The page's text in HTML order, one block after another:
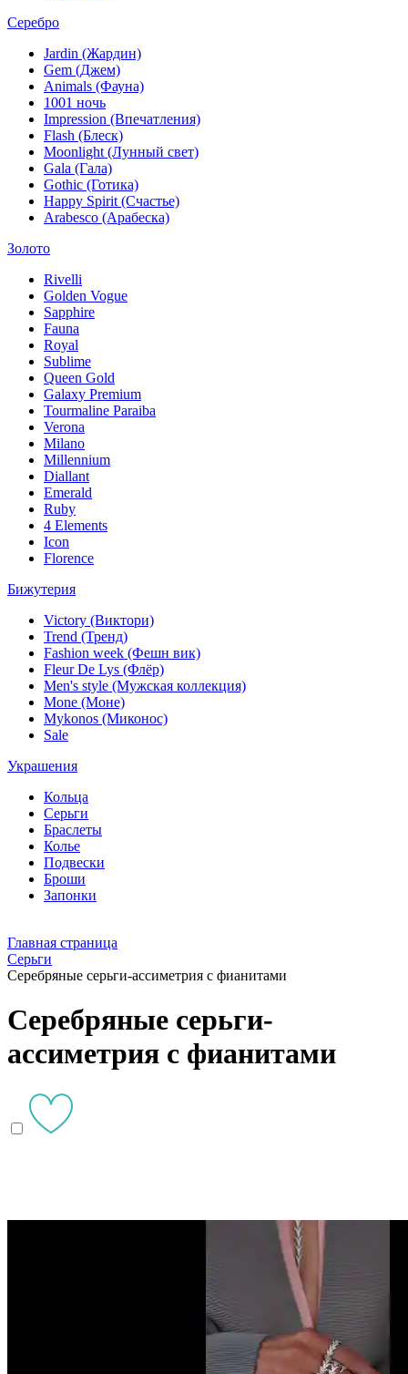
Серебро
Jardin (Жардин)
Gem (Джем)
Animals (Фауна)
1001 ночь
Impression (Впечатления)
Flash (Блеск)
Moonlight (Лунный свет)
Gala (Гала)
Gothic (Готика)
Happy Spirit (Счастье)
Arabesco (Арабеска)
Золото
Rivelli
Golden Vogue
Sapphire
Fauna
Royal
Sublime
Queen Gold
Galaxy Premium
Tourmaline Paraiba
Verona
Milano
Millennium
Diallant
Emerald
Ruby
4 Elements
Icon
Florence
Бижутерия
Victory (Виктори)
Trend (Тренд)
Fashion week (Фешн вик)
Fleur De Lys (Флёр)
Men's style (Мужская коллекция)
Mone (Моне)
Mykonos (Миконос)
Sale
Украшения
Кольца
Серьги
Браслеты
Колье
Подвески
Броши
Запонки
Главная страница
Серьги
Серебряные серьги-ассиметрия с фианитами
Серебряные серьги-
ассиметрия с фианитами